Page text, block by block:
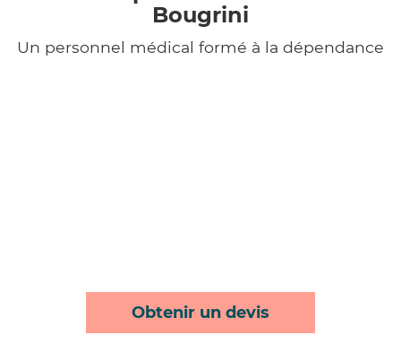
Bougrini
Un personnel médical formé à la dépendance
Obtenir un devis